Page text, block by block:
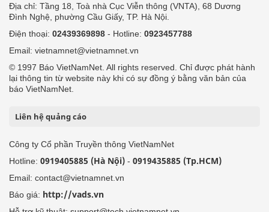
Địa chỉ: Tầng 18, Toà nhà Cục Viễn thông (VNTA), 68 Dương
Đình Nghệ, phường Cầu Giấy, TP. Hà Nội.
Điện thoại: 02439369898 - Hotline: 0923457788
Email: vietnamnet@vietnamnet.vn
© 1997 Báo VietNamNet. All rights reserved. Chỉ được phát hành
lại thông tin từ website này khi có sự đồng ý bằng văn bản của
báo VietNamNet.
Liên hệ quảng cáo
Công ty Cổ phần Truyền thông VietNamNet
Hotline: 0919405885 (Hà Nội) - 0919435885 (Tp.HCM)
Email: contact@vietnamnet.vn
Báo giá: http://vads.vn